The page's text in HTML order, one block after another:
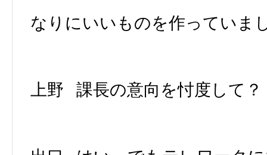
なりにいいものを作っていま
上野 課長の意向を忖度して？